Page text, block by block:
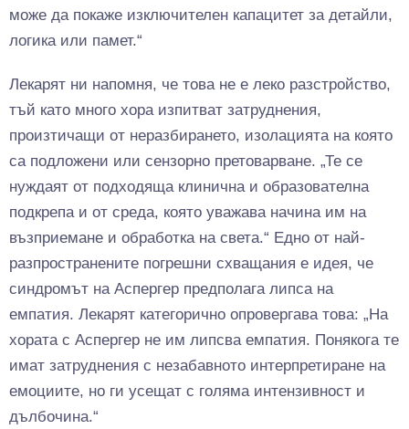
може да покаже изключителен капацитет за детайли,
логика или памет.“
Лекарят ни напомня, че това не е леко разстройство,
тъй като много хора изпитват затруднения,
произтичащи от неразбирането, изолацията на която
са подложени или сензорно претоварване. „Те се
нуждаят от подходяща клинична и образователна
подкрепа и от среда, която уважава начина им на
възприемане и обработка на света.“ Едно от най-
разпространените погрешни схващания е идея, че
синдромът на Аспергер предполага липса на
емпатия. Лекарят категорично опровергава това: „На
хората с Аспергер не им липсва емпатия. Понякога те
имат затруднения с незабавното интерпретиране на
емоциите, но ги усещат с голяма интензивност и
дълбочина.“